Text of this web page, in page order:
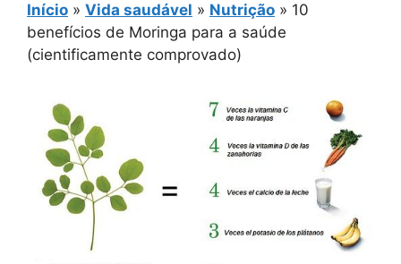
Início » Vida saudável » Nutrição » 10
benefícios de Moringa para a saúde
(cientificamente comprovado)